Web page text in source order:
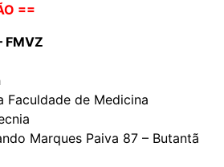
==
FMVZ
Faculdade de Medicina
Marques Paiva 87 – Butantã